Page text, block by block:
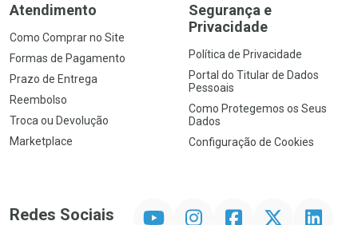
Atendimento
Como Comprar no Site
Formas de Pagamento
Prazo de Entrega
Reembolso
Troca ou Devolução
Marketplace
Segurança e
Privacidade
Política de Privacidade
Portal do Titular de Dados
Pessoais
Como Protegemos os Seus
Dados
Configuração de Cookies
Redes Sociais InstagramFacebookTwitter Linkedin